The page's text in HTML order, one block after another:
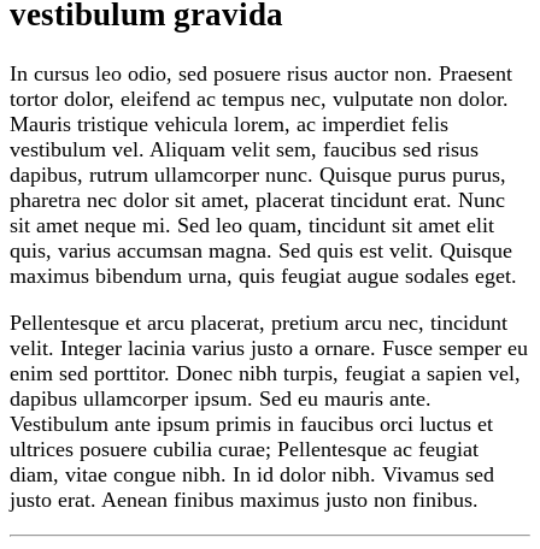
vestibulum gravida
In cursus leo odio, sed posuere risus auctor non. Praesent
tortor dolor, eleifend ac tempus nec, vulputate non dolor.
Mauris tristique vehicula lorem, ac imperdiet felis
vestibulum vel. Aliquam velit sem, faucibus sed risus
dapibus, rutrum ullamcorper nunc. Quisque purus purus,
pharetra nec dolor sit amet, placerat tincidunt erat. Nunc
sit amet neque mi. Sed leo quam, tincidunt sit amet elit
quis, varius accumsan magna. Sed quis est velit. Quisque
maximus bibendum urna, quis feugiat augue sodales eget.
Pellentesque et arcu placerat, pretium arcu nec, tincidunt
velit. Integer lacinia varius justo a ornare. Fusce semper eu
enim sed porttitor. Donec nibh turpis, feugiat a sapien vel,
dapibus ullamcorper ipsum. Sed eu mauris ante.
Vestibulum ante ipsum primis in faucibus orci luctus et
ultrices posuere cubilia curae; Pellentesque ac feugiat
diam, vitae congue nibh. In id dolor nibh. Vivamus sed
justo erat. Aenean finibus maximus justo non finibus.